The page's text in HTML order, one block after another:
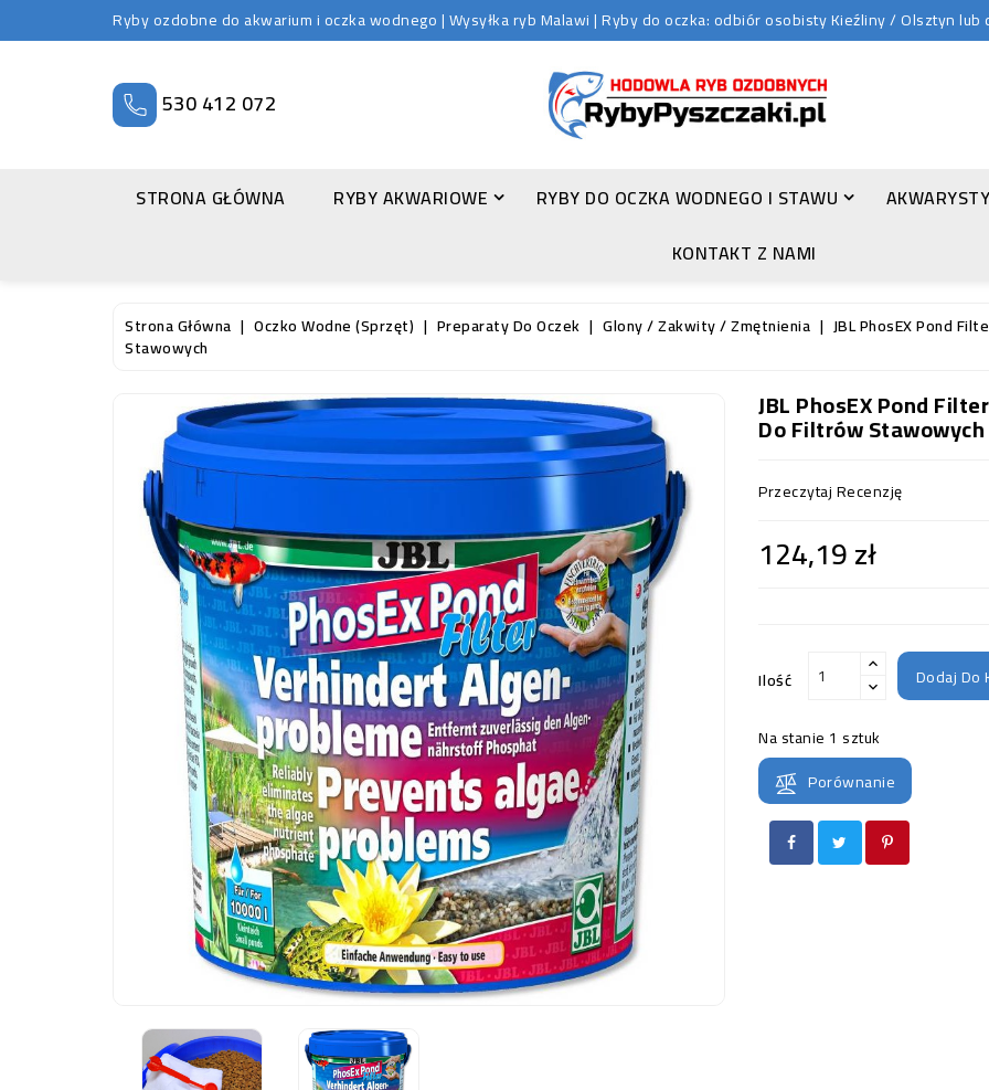
Ryby ozdobne do akwarium i oczka wodnego | Wysyłka ryb Malawi | Ryby do oczka: odbiór osobisty Kieźliny / Olsztyn
530 412 072
STRONA GŁÓWNA RYBY AKWARIOWE RYBY DO OCZKA WODNEGO I STAWU
KONTAKT Z NAMI
Strona Główna Oczko Wodne (sprzęt) Preparaty Do Oczek Glony / Zakwity / Zmętnienia JBL PhosEX Pond
Stawowych
JBL PhosEX Pond
Do Filtrów Stawowych
Przeczytaj Recenzję
124,19 zł
Ilość Dodaj Do
Na stanie 1 sztuk
Porównanie